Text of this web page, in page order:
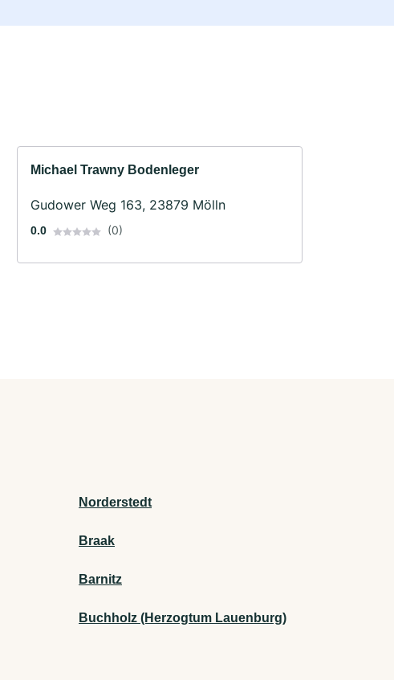
Michael Trawny Bodenleger
Gudower Weg 163, 23879 Mölln
0.0 (0)
Norderstedt
Braak
Barnitz
Buchholz (Herzogtum Lauenburg)